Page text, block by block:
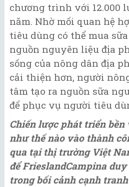
chương trình với 12.000
năm. Nhờ mối quan hệ
tiêu dùng có thể mua
nguồn nguyên liệu địa
sống của nông dân địa
cải thiện hơn, người
tâm tạo ra nguồn sữa
để phục vụ người tiêu
Chiến lược phát triển bền
như thế nào vào thành
qua tại thị trường Việt
để FrieslandCampina
trong bối cảnh cạnh